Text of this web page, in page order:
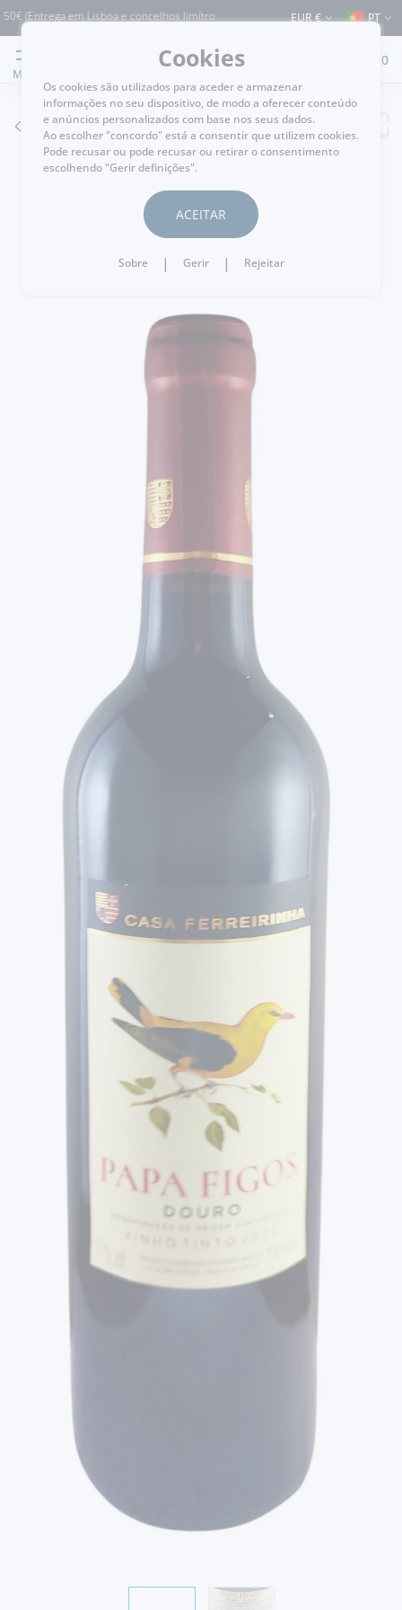
em Lisboa e concelhos limítrofes) ⚠️ Envios para Portugal e para o resto
EUR € PT
MENU
0
VOLTAR
Cookies
Os cookies são utilizados para aceder e armazenar
informações no seu dispositivo, de modo a oferecer conteúdo
e anúncios personalizados com base nos seus dados.
Ao escolher "concordo" está a consentir que utilizem cookies.
Pode recusar ou pode recusar ou retirar o consentimento
escolhendo "Gerir definições".
ACEITAR
Sobre | Gerir | Rejeitar